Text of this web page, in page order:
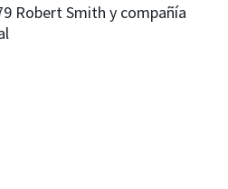
Robert Smith y compañía